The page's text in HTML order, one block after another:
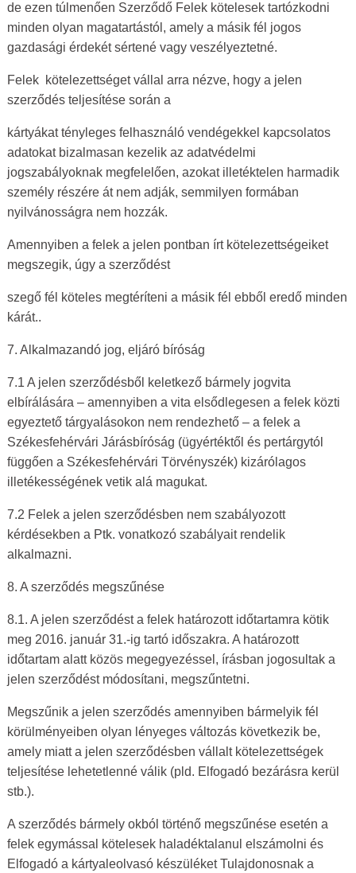
de ezen túlmenően Szerződő Felek kötelesek tartózkodni
minden olyan magatartástól, amely a másik fél jogos
gazdasági érdekét sértené vagy veszélyeztetné.
Felek kötelezettséget vállal arra nézve, hogy a jelen
szerződés teljesítése során a
kártyákat tényleges felhasználó vendégekkel kapcsolatos
adatokat bizalmasan kezelik az adatvédelmi
jogszabályoknak megfelelően, azokat illetéktelen harmadik
személy részére át nem adják, semmilyen formában
nyilvánosságra nem hozzák.
Amennyiben a felek a jelen pontban írt kötelezettségeiket
megszegik, úgy a szerződést
szegő fél köteles megtéríteni a másik fél ebből eredő minden
kárát..
7. Alkalmazandó jog, eljáró bíróság
7.1 A jelen szerződésből keletkező bármely jogvita
elbírálására – amennyiben a vita elsődlegesen a felek közti
egyeztető tárgyalásokon nem rendezhető – a felek a
Székesfehérvári Járásbíróság (ügyértéktől és pertárgytól
függően a Székesfehérvári Törvényszék) kizárólagos
illetékességének vetik alá magukat.
7.2 Felek a jelen szerződésben nem szabályozott
kérdésekben a Ptk. vonatkozó szabályait rendelik
alkalmazni.
8. A szerződés megszűnése
8.1. A jelen szerződést a felek határozott időtartamra kötik
meg 2016. január 31.-ig tartó időszakra. A határozott
időtartam alatt közös megegyezéssel, írásban jogosultak a
jelen szerződést módosítani, megszűntetni.
Megszűnik a jelen szerződés amennyiben bármelyik fél
körülményeiben olyan lényeges változás következik be,
amely miatt a jelen szerződésben vállalt kötelezettségek
teljesítése lehetetlenné válik (pld. Elfogadó bezárásra kerül
stb.).
A szerződés bármely okból történő megszűnése esetén a
felek egymással kötelesek haladéktalanul elszámolni és
Elfogadó a kártyaleolvasó készüléket Tulajdonosnak a